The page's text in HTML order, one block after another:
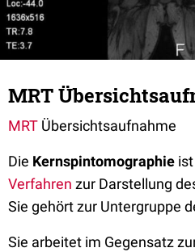
MRT
MRT Übersichtsaufnahme
Die Kernspintomographie
Verfahren zur Darstellung
Sie gehört zur Untergruppe
Sie arbeitet im Gegensatz